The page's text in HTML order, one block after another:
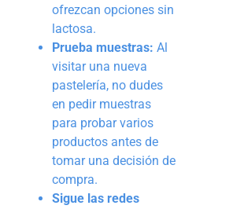
ofrezcan opciones sin
lactosa.
Prueba muestras: Al
visitar una nueva
pastelería, no dudes
en pedir muestras
para probar varios
productos antes de
tomar una decisión de
compra.
Sigue las redes